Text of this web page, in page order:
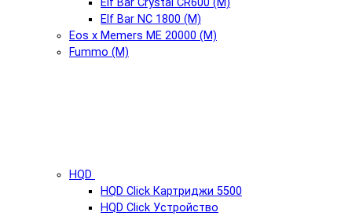
Elf Bar Crystal CR600 (М)
Elf Bar NC 1800 (М)
Eos x Memers ME 20000 (М)
Fummo (М)
HQD
HQD Click Картриджи 5500
HQD Click Устройство